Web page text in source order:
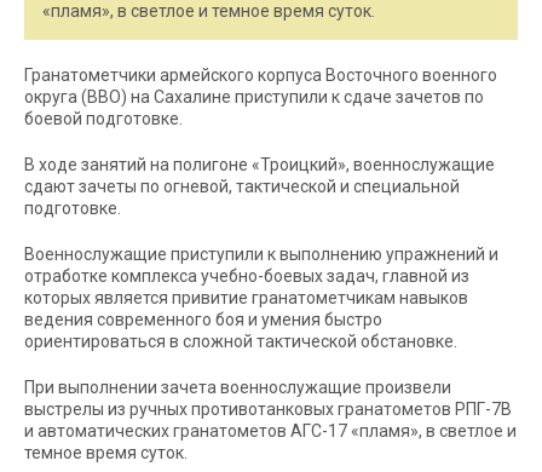
«пламя», в светлое и темное время суток.
Гранатометчики армейского корпуса Восточного военного
округа (ВВО) на Сахалине приступили к сдаче зачетов по
боевой подготовке.
В ходе занятий на полигоне «Троицкий», военнослужащие
сдают зачеты по огневой, тактической и специальной
подготовке.
Военнослужащие приступили к выполнению упражнений и
отработке комплекса учебно-боевых задач, главной из
которых является привитие гранатометчикам навыков
ведения современного боя и умения быстро
ориентироваться в сложной тактической обстановке.
При выполнении зачета военнослужащие произвели
выстрелы из ручных противотанковых гранатометов РПГ-7В
и автоматических гранатометов АГС-17 «пламя», в светлое и
темное время суток.